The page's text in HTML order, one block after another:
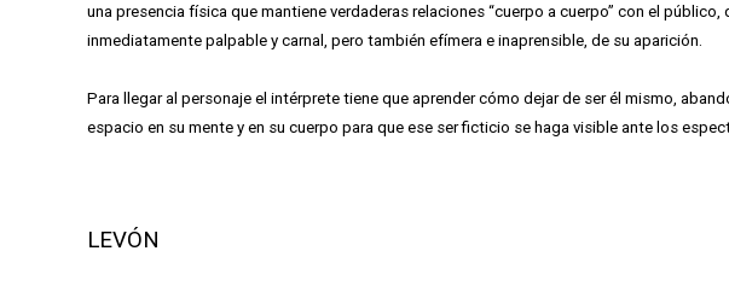
una presencia física que mantiene verdaderas relaciones “cuerpo a cuerpo” con el
inmediatamente palpable y carnal, pero también efímera e inaprensible, de su aparición.
Para llegar al personaje el intérprete tiene que aprender cómo dejar de ser él mismo,
espacio en su mente y en su cuerpo para que ese ser ficticio se haga visible ante los
LEVÓN